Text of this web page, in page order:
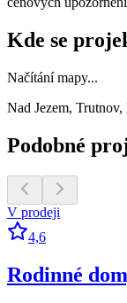
Kde se
Načítání mapy...
Nad Jezem,
Podobné
V prodeji
4,6
Rodinné